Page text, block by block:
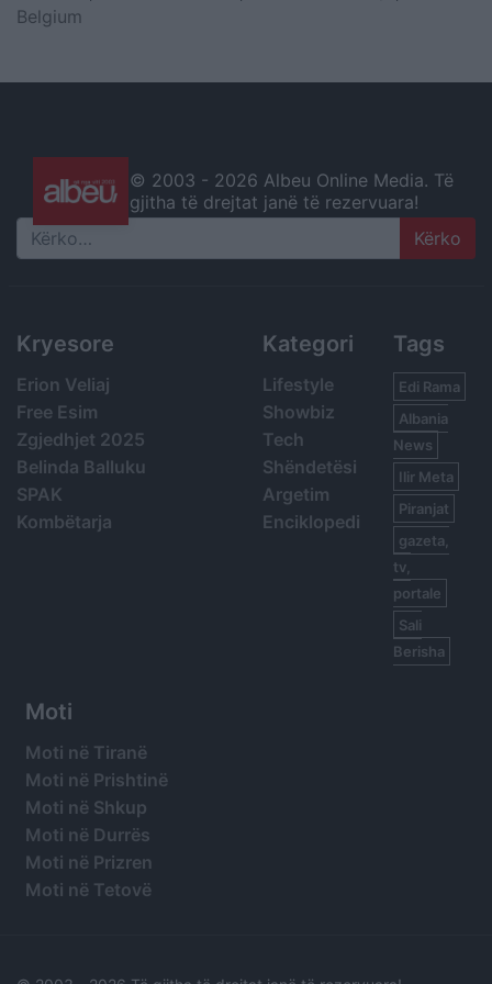
Belgium
© 2003 - 2026 Albeu Online Media. Të
gjitha të drejtat janë të rezervuara!
Search
Kryesore
Erion Veliaj
Free Esim
Zgjedhjet 2025
Belinda Balluku
SPAK
Kombëtarja
Kategori
Lifestyle
Showbiz
Tech
Shëndetësi
Argetim
Enciklopedi
Tags
Edi Rama
Albania
News
Ilir Meta
Piranjat
gazeta,
tv,
portale
Sali
Berisha
Moti
Moti në Tiranë
Moti në Prishtinë
Moti në Shkup
Moti në Durrës
Moti në Prizren
Moti në Tetovë